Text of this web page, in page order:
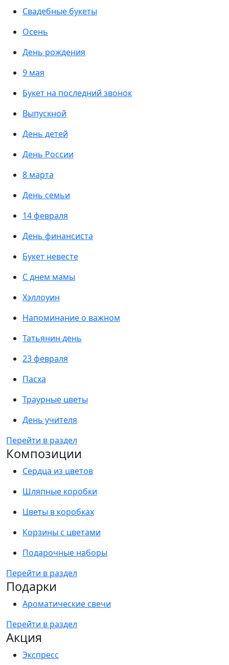
Свадебные букеты
Осень
День рождения
9 мая
Букет на последний звонок
Выпускной
День детей
День России
8 марта
День семьи
14 февраля
День финансиста
Букет невесте
С днем мамы
Хэллоуин
Напоминание о важном
Татьянин день
23 февраля
Пасха
Траурные цветы
День учителя
Перейти в раздел
Композиции
Сердца из цветов
Шляпные коробки
Цветы в коробках
Корзины с цветами
Подарочные наборы
Перейти в раздел
Подарки
Ароматические свечи
Перейти в раздел
Акция
Экспресс